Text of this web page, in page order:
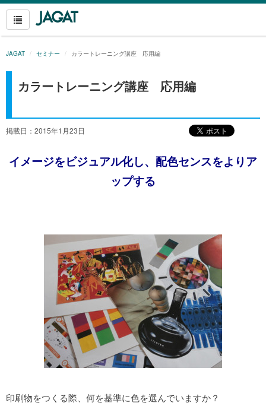
JAGAT セミナー カラートレーニング講座 応用編
カラートレーニング講座 応用編
掲載日：2015年1月23日
イメージをビジュアル化し、配色センスをよりア
ップする
印刷物をつくる際、何を基準に色を選んでいますか？